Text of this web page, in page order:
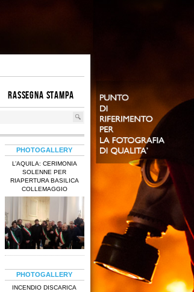
RASSEGNA STAMPA
PHOTOGALLERY
L’AQUILA: CERIMONIA
SOLENNE PER
RIAPERTURA BASILICA
COLLEMAGGIO
PHOTOGALLERY
INCENDIO DISCARICA